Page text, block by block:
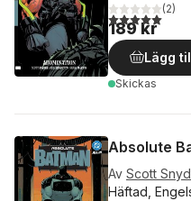
5,0utav 5(2)
189 kr
Lägg
Skickas
Absolute
Av Scott
Häftad,